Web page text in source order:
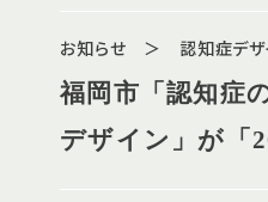
お知らせ ＞ 認知症デザ
福岡市「認知症
デザイン」が「